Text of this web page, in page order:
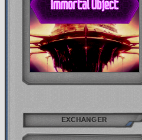
EXCHANGER